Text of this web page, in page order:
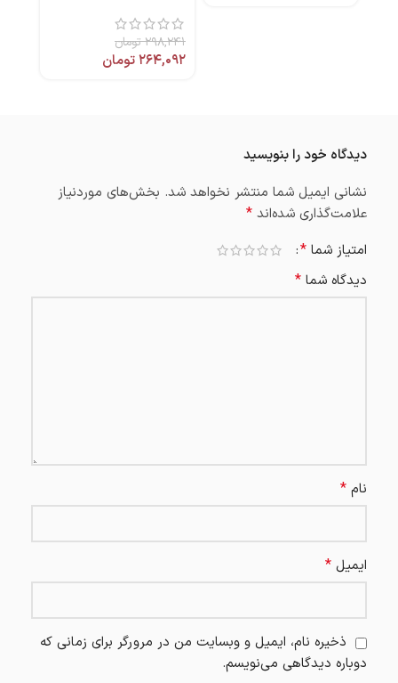
۲۹۸,۲۴۱تومان
۲۶۴,۰۹۲تومان
دیدگاه خود را بنویسید
نشانی ایمیل شما منتشر نخواهد شد. بخش‌های موردنیاز
علامت‌گذاری شده‌اند *
امتیاز شما *
دیدگاه شما *
نام *
ایمیل *
ذخیره نام، ایمیل و وبسایت من در مرورگر برای زمانی که
دوباره دیدگاهی می‌نویسم.